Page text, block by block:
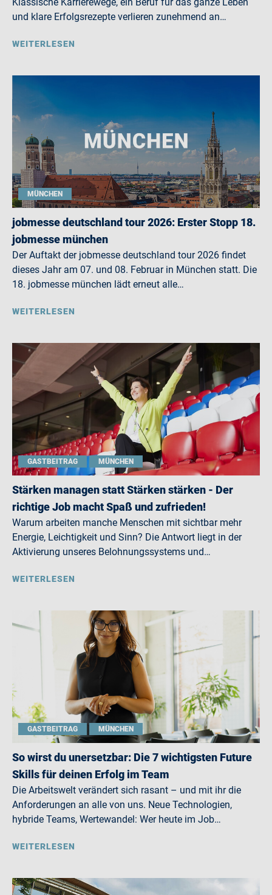
und klare Erfolgsrezepte verlieren zunehmend an…
WEITERLESEN
MÜNCHEN
jobmesse deutschland tour 2026: Erster Stopp 18.
jobmesse münchen
Der Auftakt der jobmesse deutschland tour 2026 findet
dieses Jahr am 07. und 08. Februar in München statt. Die
18. jobmesse münchen lädt erneut alle…
WEITERLESEN
GASTBEITRAG MÜNCHEN
Stärken managen statt Stärken stärken - Der
richtige Job macht Spaß und zufrieden!
Warum arbeiten manche Menschen mit sichtbar mehr
Energie, Leichtigkeit und Sinn? Die Antwort liegt in der
Aktivierung unseres Belohnungssystems und…
WEITERLESEN
GASTBEITRAG MÜNCHEN
So wirst du unersetzbar: Die 7 wichtigsten Future
Skills für deinen Erfolg im Team
Die Arbeitswelt verändert sich rasant – und mit ihr die
Anforderungen an alle von uns. Neue Technologien,
hybride Teams, Wertewandel: Wer heute im Job…
WEITERLESEN